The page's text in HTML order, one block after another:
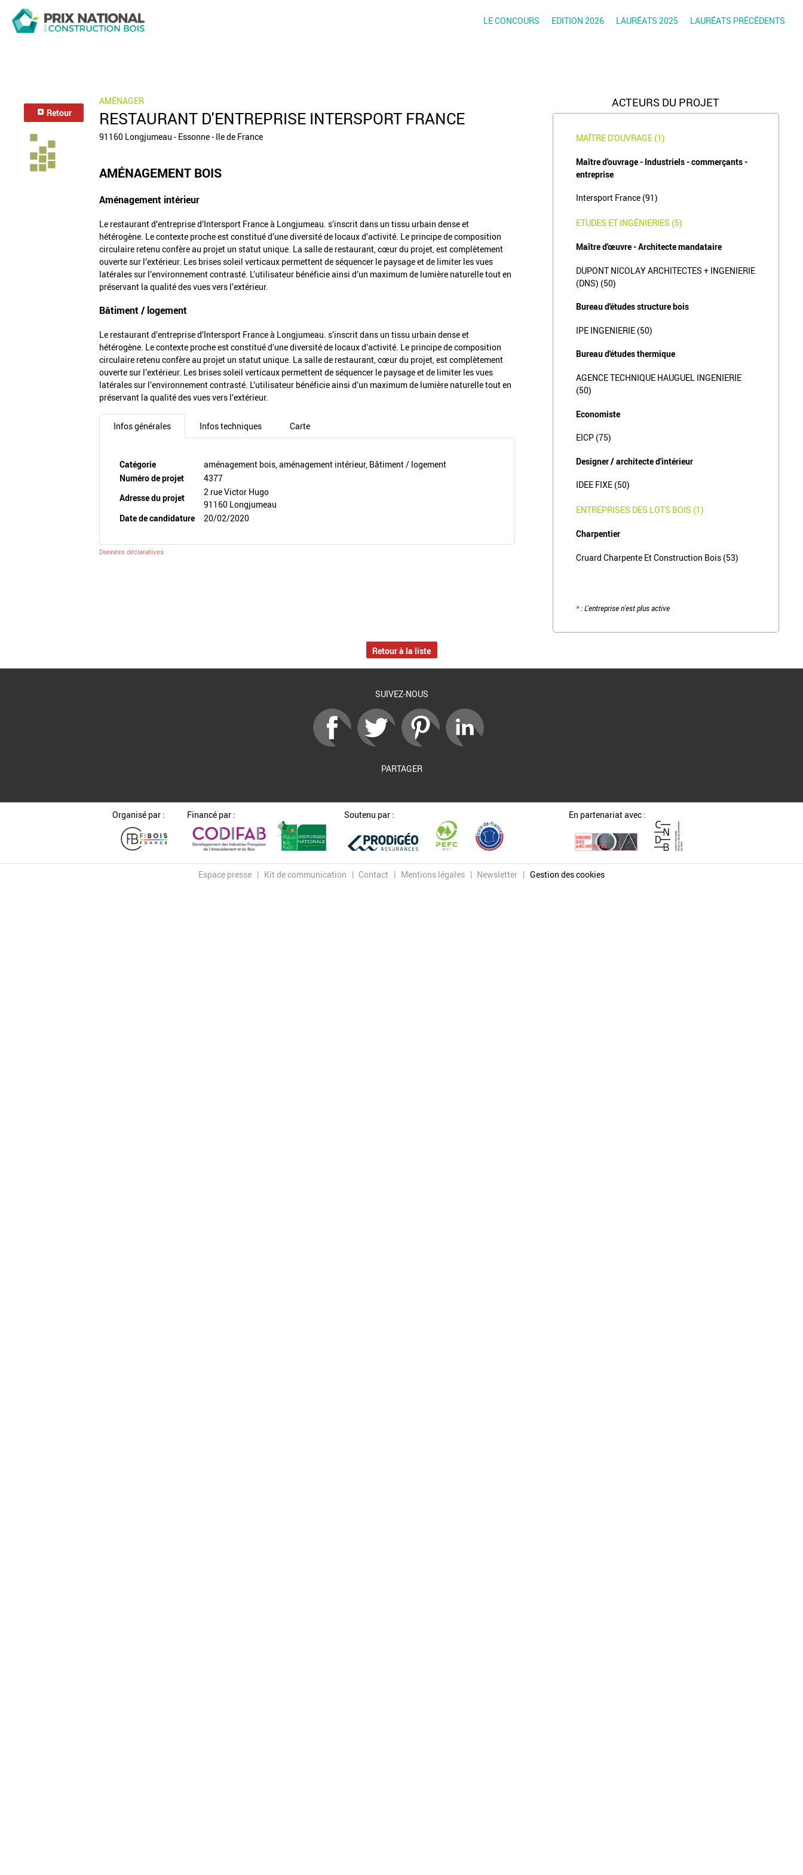
LE CONCOURS EDITION 2026 LAURÉATS 2025 LAURÉATS PRÉCÉDENTS
Retour
AMÉNAGER
RESTAURANT D'ENTREPRISE INTERSPORT FRANCE
91160 Longjumeau - Essonne - Ile de France
AMÉNAGEMENT BOIS
Aménagement intérieur
Le restaurant d’entreprise d’Intersport France à Longjumeau. s’inscrit dans un tissu urbain dense et
hétérogène. Le contexte proche est constitué d’une diversité de locaux d’activité. Le principe de composition
circulaire retenu confère au projet un statut unique. La salle de restaurant, cœur du projet, est complètement
ouverte sur l’extérieur. Les brises soleil verticaux permettent de séquencer le paysage et de limiter les vues
latérales sur l’environnement contrasté. L’utilisateur bénéficie ainsi d’un maximum de lumière naturelle tout en
préservant la qualité des vues vers l’extérieur.
Bâtiment / logement
Le restaurant d’entreprise d’Intersport France à Longjumeau. s’inscrit dans un tissu urbain dense et
hétérogène. Le contexte proche est constitué d’une diversité de locaux d’activité. Le principe de composition
circulaire retenu confère au projet un statut unique. La salle de restaurant, cœur du projet, est complètement
ouverte sur l’extérieur. Les brises soleil verticaux permettent de séquencer le paysage et de limiter les vues
latérales sur l’environnement contrasté. L’utilisateur bénéficie ainsi d’un maximum de lumière naturelle tout en
préservant la qualité des vues vers l’extérieur.
Infos générales Infos techniques Carte
Catégorie
aménagement bois, aménagement intérieur, Bâtiment / logement
Numéro de projet
4377
Adresse du projet
2 rue Victor Hugo
91160 Longjumeau
Date de candidature
20/02/2020
Données déclaratives
ACTEURS DU PROJET
MAÎTRE D'OUVRAGE (1)
Maître d'ouvrage - Industriels - commerçants -
entreprise
Intersport France (91)
ETUDES ET INGÉNIERIES (5)
Maître d'œuvre - Architecte mandataire
DUPONT NICOLAY ARCHITECTES + INGENIERIE
(DNS) (50)
Bureau d'études structure bois
IPE INGENIERIE (50)
Bureau d'études thermique
AGENCE TECHNIQUE HAUGUEL INGENIERIE
(50)
Economiste
EICP (75)
Designer / architecte d'intérieur
IDEE FIXE (50)
ENTREPRISES DES LOTS BOIS (1)
Charpentier
Cruard Charpente Et Construction Bois (53)
*: L'entreprise n'est plus active
Retour à la liste
SUIVEZ-NOUS
PARTAGER
Organisé par : Financé par : Soutenu par : En partenariat avec :
Espace presse Kit de communication Contact Mentions légales Newsletter Gestion des cookies